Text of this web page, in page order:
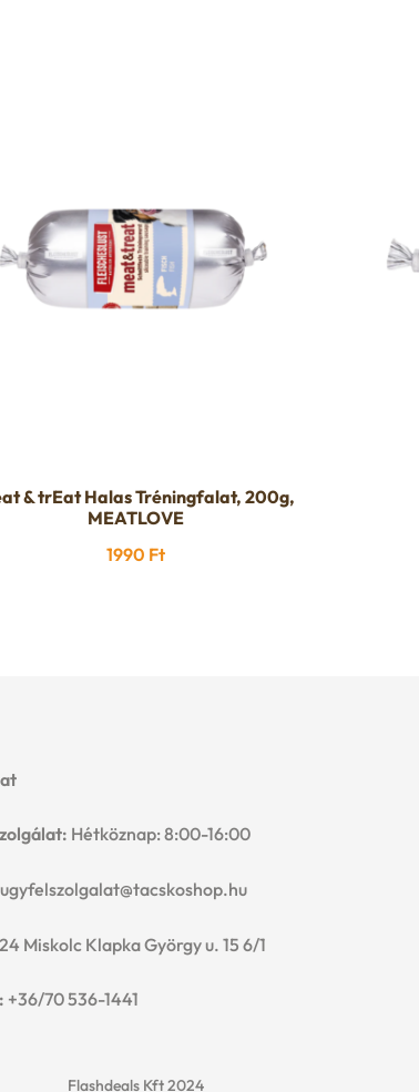
& trEat Halas Tréningfalat, 200g,
MEATLOVE
1990 Ft
Hétköznap: 8:00-16:00
ugyfelszolgalat@tacskoshop.hu
Miskolc Klapka György u. 15 6/1
+36/70 536-1441
Flashdeals Kft 2024